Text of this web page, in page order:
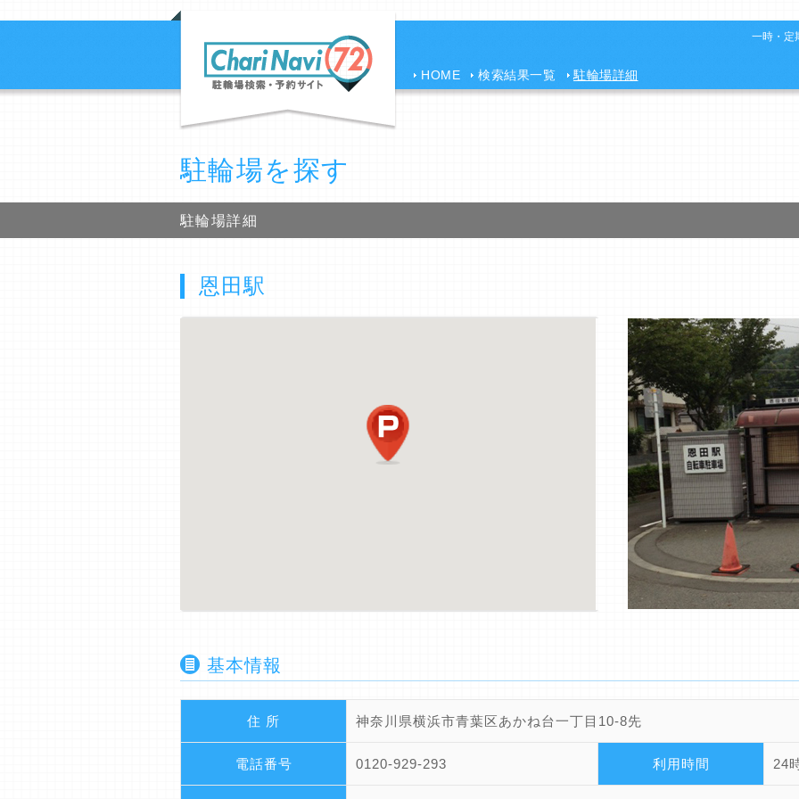
一時・定
HOME 検索結果一覧 駐輪場詳細
駐輪場を探す
駐輪場詳細
恩田駅
基本情報
住 所 神奈川県横浜市青葉区あかね台一丁目10-8先
電話番号 0120-929-293 利用時間 24